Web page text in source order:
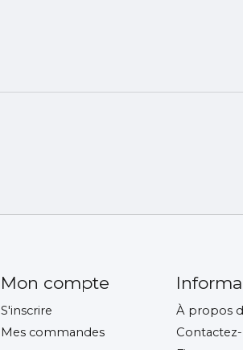
Mon compte
S'inscrire
Mes commandes
À propos